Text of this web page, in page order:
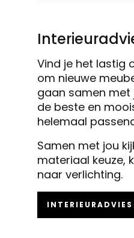
Vind je het lastig
om nieuwe
gaan samen met
de beste en
helemaal
Samen met jou
materiaal keuze,
naar verlichting.
INTERIEURADVIES